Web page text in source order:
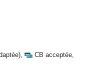
, CB acceptée,